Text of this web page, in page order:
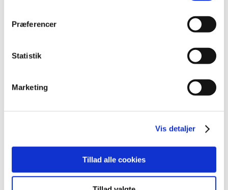
Præferencer
Statistik
Marketing
Vis detaljer
Tillad alle cookies
2010 (7)
2008 (8)